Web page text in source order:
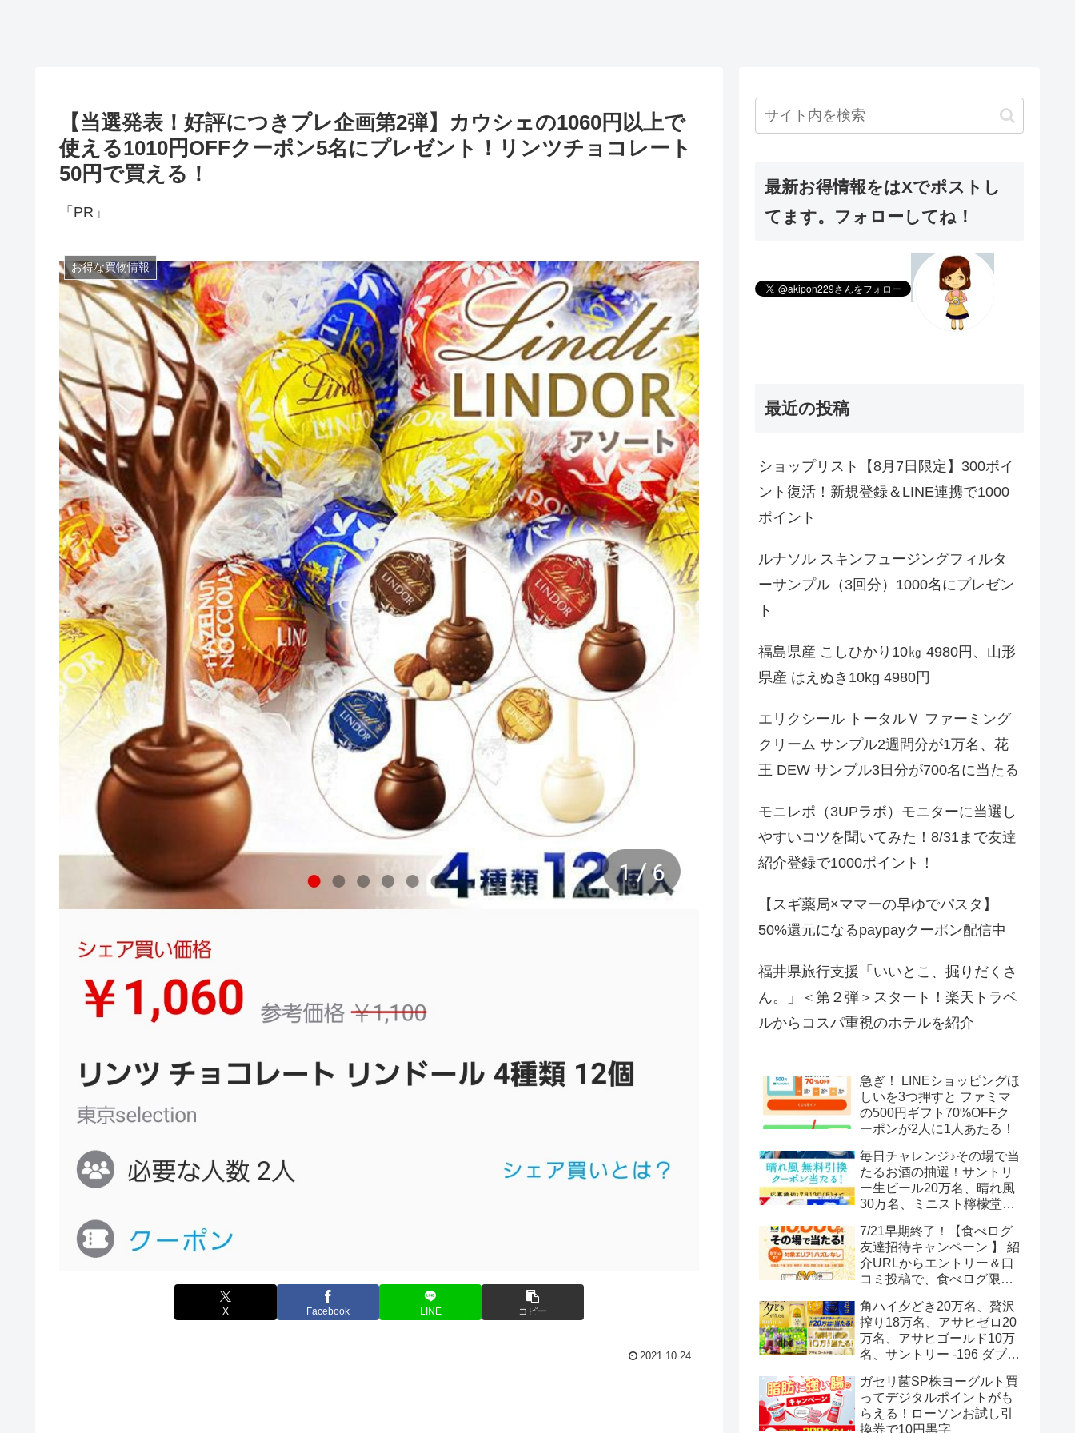
【当選発表！好評につきプレ企画第2弾】カウシェの1060円以上で
使える1010円OFFクーポン5名にプレゼント！リンツチョコレート
50円で買える！
「PR」
お得な買物情報
X Facebook LINE コピー
2021.10.24
最新お得情報をはXでポストし
てます。フォローしてね！
最近の投稿
ショップリスト【8月7日限定】300ポイ
ント復活！新規登録＆LINE連携で1000
ポイント
ルナソル スキンフュージングフィルタ
ーサンプル（3回分）1000名にプレゼン
ト
福島県産 こしひかり10㎏ 4980円、山形
県産 はえぬき10kg 4980円
エリクシール トータルＶ ファーミング
クリーム サンプル2週間分が1万名、花
王 DEW サンプル3日分が700名に当たる
モニレポ（3UPラボ）モニターに当選し
やすいコツを聞いてみた！8/31まで友達
紹介登録で1000ポイント！
【スギ薬局×ママーの早ゆでパスタ】
50%還元になるpaypayクーポン配信中
福井県旅行支援「いいとこ、掘りだくさ
ん。」＜第２弾＞スタート！楽天トラベ
ルからコスパ重視のホテルを紹介
急ぎ！ LINEショッピングほ
しいを3つ押すと ファミマ
の500円ギフト70%OFFク
ーポンが2人に1人あたる！
毎日チャレンジ♪その場で当
たるお酒の抽選！サントリ
ー生ビール20万名、晴れ風
30万名、ミニスト檸檬堂2
ボール12.3万名
7/21早期終了！【食べログ
友達招待キャンペーン 】 紹
介URLからエントリー＆口
コミ投稿で、食べログ限定
トがもらえる
角ハイ夕どき20万名、贅沢
搾り18万名、アサヒゼロ20
万名、アサヒゴールド10万
名、サントリー -196 ダブル
ガセリ菌SP株ヨーグルト買
ってデジタルポイントがも
らえる！ローソンお試し引
換券で10円黒字